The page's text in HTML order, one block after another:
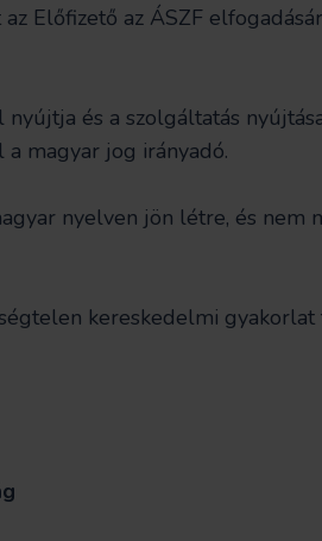
Előfizető az ÁSZF
és a szolgáltatás
magyar jog irányadó.
nyelven jön létre, és
kereskedelmi